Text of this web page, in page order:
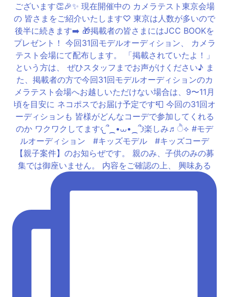
【親子案件】のお知らぜです。 親のみ、子供のみの募
集では御座いません。 内容をご確認の上、 興味ある